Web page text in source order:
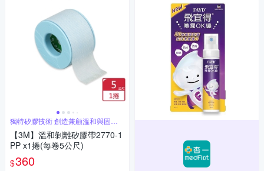
獨特矽膠技術 創造兼顧溫和與固定
的新境界
【3M】溫和剝離矽膠帶2770-1
PP x1捲(每卷5公尺)
$360